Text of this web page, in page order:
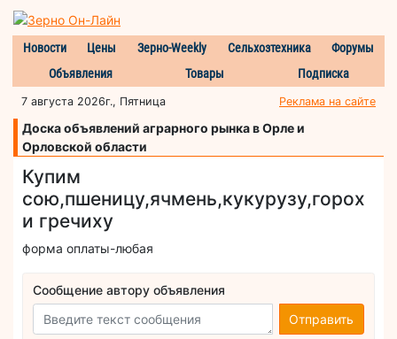
Новости Цены Зерно-Weekly Сельхозтехника
Форумы
Объявления
Товары Подписка
7 августа 2026г., Пятница Реклама на сайте
Доска объявлений аграрного рынка в Орле и
Орловской области
Купим
сою,пшеницу,ячмень,кукурузу,горох
и гречиху
форма оплаты-любая
Сообщение автору объявления
Отправить